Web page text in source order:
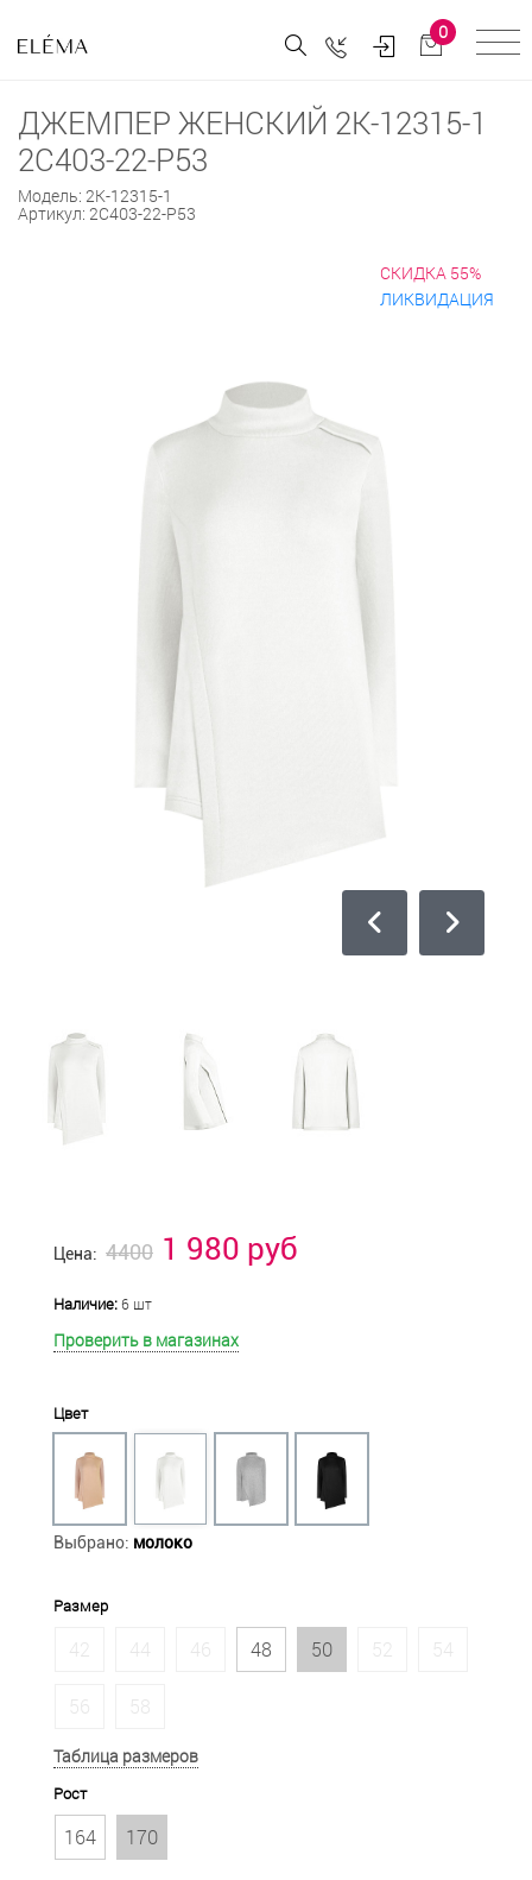
0
ДЖЕМПЕР ЖЕНСКИЙ 2К-12315-1
2С403-22-Р53
Модель: 2К-12315-1
Артикул: 2С403-22-Р53
СКИДКА 55%
ЛИКВИДАЦИЯ
Цена: 4400 1 980 руб
Наличие: 6 шт
Проверить в магазинах
Цвет
Выбрано: молоко
Размер
42 44 46 48 50 52 54
56 58
Таблица размеров
Рост
164 170